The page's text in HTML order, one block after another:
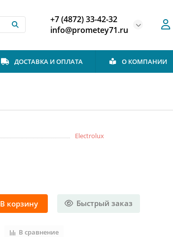
+7 (4872) 33-42-32
info@prometey71.ru
ДОСТАВКА И ОПЛАТА О КОМПАНИИ
Electrolux
В корзину Быстрый заказ
В сравнение